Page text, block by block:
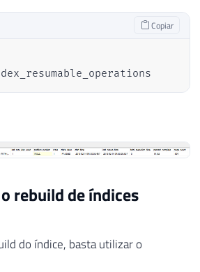
Copiar
rebuild de índices
do índice, basta utilizar o